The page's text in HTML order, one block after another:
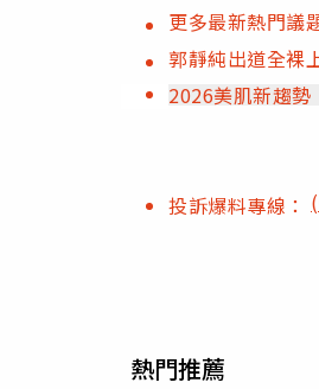
更多最新熱門議
郭靜純出道全裸
2026美肌新趨勢
投訴爆料專線：
熱門推薦